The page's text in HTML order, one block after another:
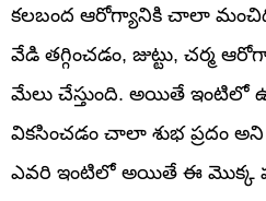
కలబంద ఆరోగ్యానికి చాలా
వేడి తగ్గించడం, జుట్టు, చర్మ
మేలు చేస్తుంది. అయితే ఇంటిలో
వికసించడం చాలా శుభ ప్రదం అని
ఎవరి ఇంటిలో అయితే ఈ మొక్క